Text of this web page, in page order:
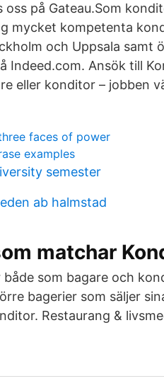
på Gateau.Som
mycket kompetenta
och Uppsala samt
Indeed.com. Ansök till
eller konditor – jobben
faces of power
examples
semester
ab halmstad
matchar
både som bagare och
bagerier som säljer
Restaurang &